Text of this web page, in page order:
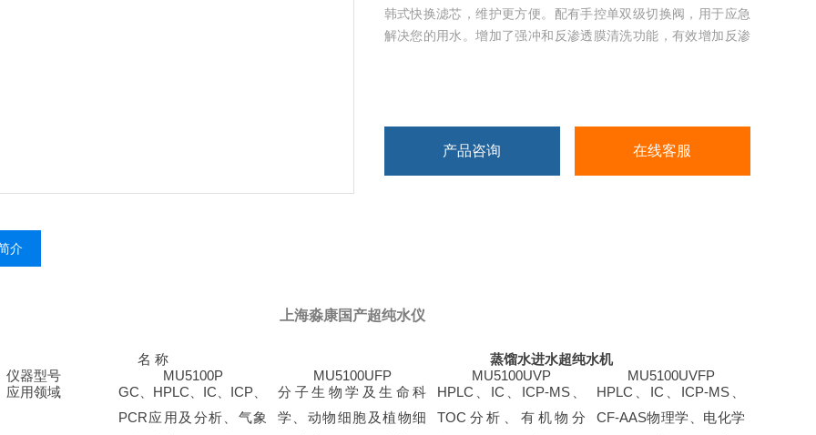
韩式快换滤芯，维护更方便。配有手控单双级切换阀，用于应急
解决您的用水。增加了强冲和反渗透膜清洗功能，有效增加反渗
产品咨询 在线客服
介
上海淼康国产超纯水仪
名 称
蒸馏水进水超纯水机
仪器型号
MU5100P MU5100UFP MU5100UVP
MU5100UVFP
应用领域
GC HPLC IC ICP
PCR应用及分析、气象
分子生物学及生命科
学、动物细胞及植物细
HPLC IC ICP-MS
TOC 分析、有机物分
HPLC IC ICP-MS
CF-AAS物理学、电化学